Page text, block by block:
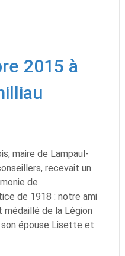
2015 à
maire de Lampaul-
recevait un
de
de 1918 : notre ami
médaillé de la Légion
son épouse Lisette et